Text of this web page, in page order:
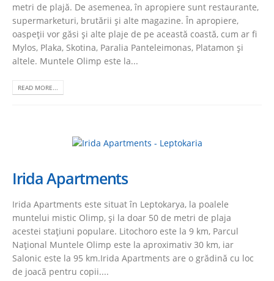
metri de plajă. De asemenea, în apropiere sunt restaurante,
supermarketuri, brutării și alte magazine. În apropiere,
oaspeții vor găsi și alte plaje de pe această coastă, cum ar fi
Mylos, Plaka, Skotina, Paralia Panteleimonas, Platamon și
altele. Muntele Olimp este la...
READ MORE...
Irida Apartments
Irida Apartments este situat în Leptokarya, la poalele
muntelui mistic Olimp, și la doar 50 de metri de plaja
acestei stațiuni populare. Litochoro este la 9 km, Parcul
Național Muntele Olimp este la aproximativ 30 km, iar
Salonic este la 95 km.Irida Apartments are o grădină cu loc
de joacă pentru copii....